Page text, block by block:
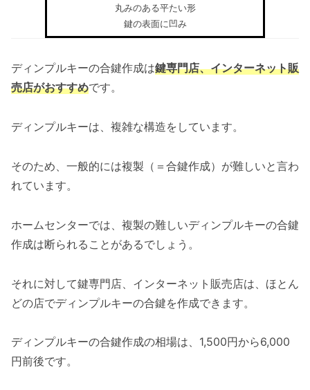
丸みのある平たい形
鍵の表面に凹み
ディンプルキーの合鍵作成は鍵専門店、インターネット販
売店がおすすめです。
ディンプルキーは、複雑な構造をしています。
そのため、一般的には複製（＝合鍵作成）が難しいと言わ
れています。
ホームセンターでは、複製の難しいディンプルキーの合鍵
作成は断られることがあるでしょう。
それに対して鍵専門店、インターネット販売店は、ほとん
どの店でディンプルキーの合鍵を作成できます。
ディンプルキーの合鍵作成の相場は、1,500円から6,000
円前後です。